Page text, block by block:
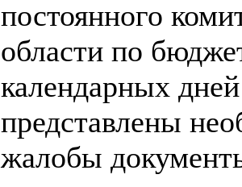
постоянного
области по
календарных
представлены
жалобы